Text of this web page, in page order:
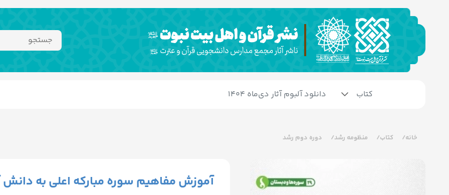
کتاب دانلود آلبوم آثار دی‌ماه 1404
خانه کتاب منظومه رشد دوره دوم رشد
آموزش مفاهیم سوره مبارکه اعلی به دانش